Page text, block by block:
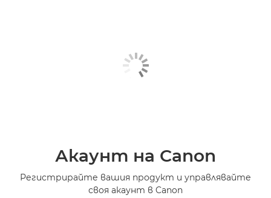
Акаунт на Canon
Регистрирайте вашия продукт и управлявайте
своя акаунт в Canon